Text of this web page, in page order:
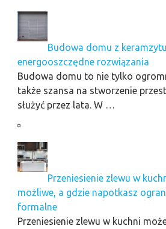
Budowa domu z
energooszczędne rozwiązania
Budowa domu to nie tylko
także szansa na stworzenie
służyć przez lata. W …
Przeniesienie zlewu w
możliwe, a gdzie napotkasz
formalne
Przeniesienie zlewu w kuchni